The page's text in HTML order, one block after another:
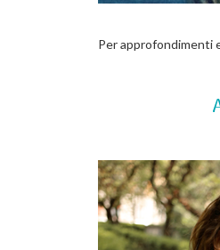
Per approfondimenti